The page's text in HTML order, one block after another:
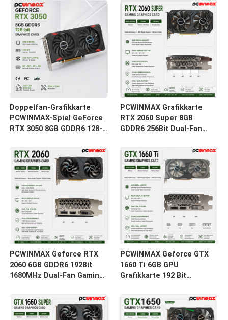
Ausgang für Desktop
Lager für Desktop-
Computer
Doppelfan-Grafikkarte
PCWINMAX-Spiel GeForce
RTX 3050 8GB GDDR6 128-
Spiel
PCWINMAX Grafikkarte
RTX 2060 Super 8GB
GDDR6 256Bit Dual-Fan
Tracing für Gaming PC
OEM Großhandel
PCWINMAX Geforce RTX
2060 6GB GDDR6 192Bit
1680MHz Dual-Fan Gaming
auf Lager für Desktop-
Computer
PCWINMAX Geforce GTX
1660 Ti 6GB GPU
Grafikkarte 192 Bit
DVI 14Gbps Speicher